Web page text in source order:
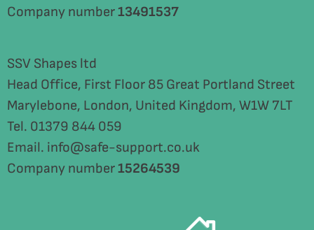
Company number13491537
SSV Shapes ltd
Head Office, First Floor 85 Great Portland Street
Marylebone, London, United Kingdom, W1W 7LT
Tel. 01379 844 059
Email. info@safe-support.co.uk
Company number15264539